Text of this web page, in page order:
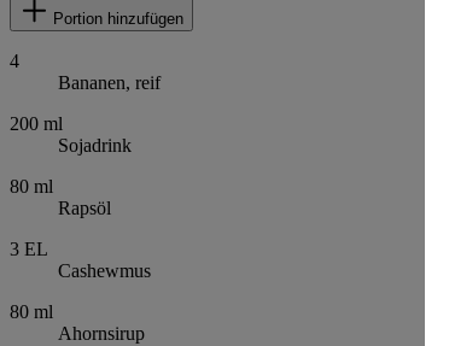
Portion hinzufügen
4
Bananen, reif
200 ml
Sojadrink
80 ml
Rapsöl
3 EL
Cashewmus
80 ml
Ahornsirup